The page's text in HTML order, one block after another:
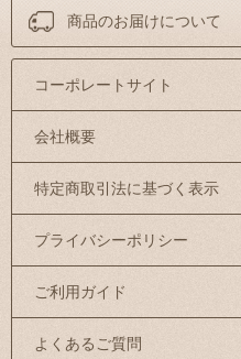
商品のお届けについて
コーポレートサイト
会社概要
特定商取引法に基づく表示
プライバシーポリシー
ご利用ガイド
よくあるご質問